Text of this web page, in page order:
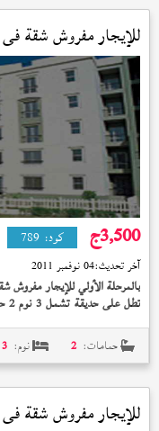
للإيجار مفروش شقة في
3,500ج كود: 789
آخر تحديث:04 نوفمبر 2011
بالمرحلة الأولي للإيجار مفروش شقة
تطل على حديقة تشمل 3 نوم 2 حمام 1 بلكونة النموذج (
حمامات: 2 نوم: 3
للإيجار مفروش شقة في